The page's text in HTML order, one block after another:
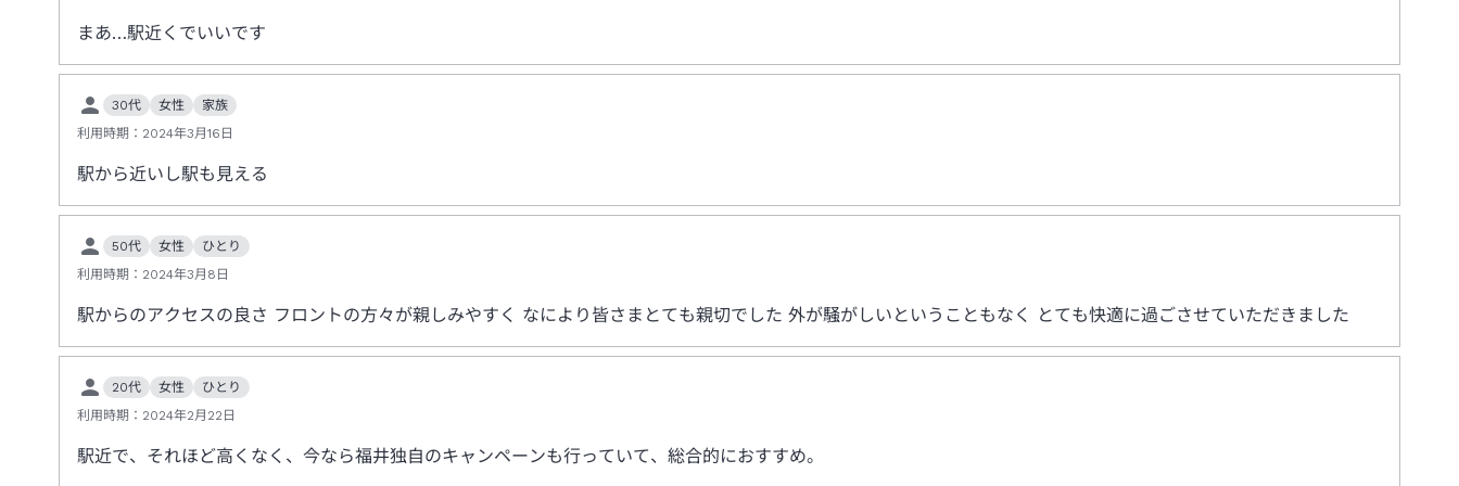
まあ…駅近くでいいです
30代 女性
家族
利用時期： 2024年3月16日
駅から近いし駅も見える
50代 女性
ひとり
利用時期： 2024年3月8日
駅からのアクセスの良さ フロントの方々が親しみやすく なにより皆さまとても親切でした 外が騒がしいということもなく とても快適に過ごさせていただきました
20代 女性
ひとり
利用時期： 2024年2月22日
駅近で、それほど高くなく、今なら福井独自のキャンペーンも行っていて、総合的におすすめ。